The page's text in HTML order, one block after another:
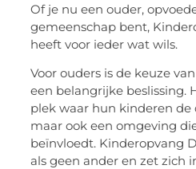
Of je nu een ouder,
gemeenschap bent,
heeft voor ieder wat wils.
Voor ouders is de keuze
een belangrijke beslissing.
plek waar hun kinderen de
maar ook een omgeving
beïnvloedt. Kinderopvang
als geen ander en zet zich